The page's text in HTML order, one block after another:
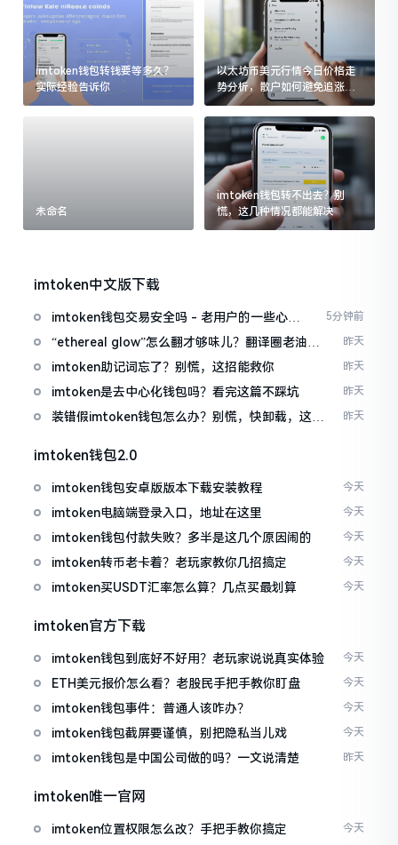
imtoken钱包转钱要等多久？
实际经验告诉你
以太坊币美元行情今日价格走
势分析，散户如何避免追涨杀
跌被套牢
未命名
imtoken钱包转不出去？别
慌，这几种情况都能解决
imtoken中文版下载
imtoken钱包交易安全吗 - 老用户的一些心里
话
5分钟前
“ethereal glow”怎么翻才够味儿？翻译圈老油条
的私房话
昨天
imtoken助记词忘了？别慌，这招能救你 昨天
imtoken是去中心化钱包吗？看完这篇不踩坑 昨天
装错假imtoken钱包怎么办？别慌，快卸载，这几
昨天
imtoken钱包2.0
imtoken钱包安卓版版本下载安装教程 今天
imtoken电脑端登录入口，地址在这里 今天
imtoken钱包付款失败？多半是这几个原因闹的 今天
imtoken转币老卡着？老玩家教你几招搞定 今天
imtoken买USDT汇率怎么算？几点买最划算 今天
imtoken官方下载
imtoken钱包到底好不好用？老玩家说说真实体验 今天
ETH美元报价怎么看？老股民手把手教你盯盘 今天
imtoken钱包事件：普通人该咋办？ 今天
imtoken钱包截屏要谨慎，别把隐私当儿戏 今天
imtoken钱包是中国公司做的吗？一文说清楚 昨天
imtoken唯一官网
imtoken位置权限怎么改？手把手教你搞定 今天